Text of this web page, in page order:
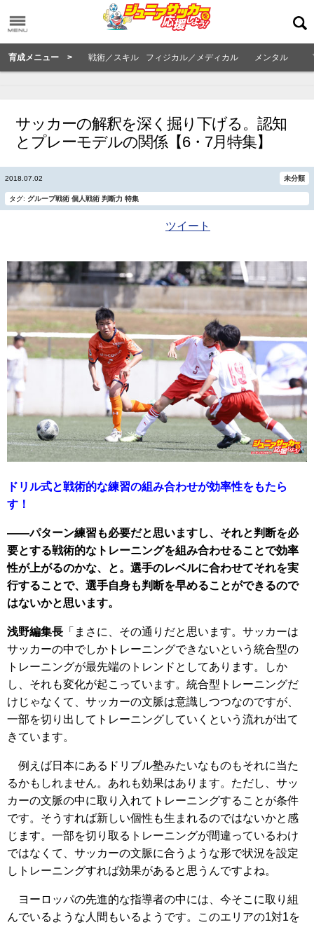
育成メニュー > 戦術／スキル フィジカル／メディカル メンタル
サッカーの解釈を深く掘り下げる。認知
とプレーモデルの関係【6・7月特集】
2018.07.02 未分類
タグ: グループ戦術 個人戦術 判断力 特集
ツイート
ドリル式と戦術的な練習の組み合わせが効率性をもたら
す！
――パターン練習も必要だと思いますし、それと判断を必
要とする戦術的なトレーニングを組み合わせることで効率
性が上がるのかな、と。選手のレベルに合わせてそれを実
行することで、選手自身も判断を早めることができるので
はないかと思います。
浅野編集長 「まさに、その通りだと思います。サッカーは
サッカーの中でしかトレーニングできないという統合型の
トレーニングが最先端のトレンドとしてあります。しか
し、それも変化が起こっています。統合型トレーニングだ
けじゃなくて、サッカーの文脈は意識しつつなのですが、
一部を切り出してトレーニングしていくという流れが出て
きています。
例えば日本にあるドリブル塾みたいなものもそれに当た
るかもしれません。あれも効果はあります。ただし、サッ
カーの文脈の中に取り入れてトレーニングすることが条件
です。そうすれば新しい個性も生まれるのではないかと感
じます。一部を切り取るトレーニングが間違っているわけ
ではなくて、サッカーの文脈に合うような形で状況を設定
しトレーニングすれば効果があると思うんですよね。
ヨーロッパの先進的な指導者の中には、今そこに取り組
んでいるような人間もいるようです。このエリアの1対1を